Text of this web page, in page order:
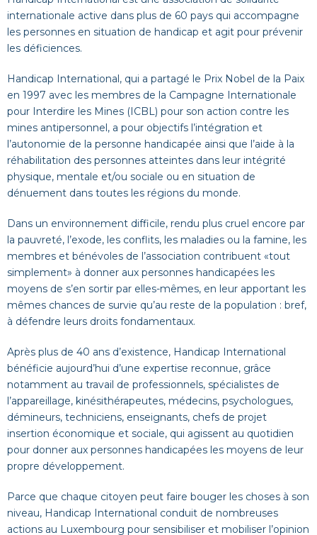
internationale active dans plus de 60 pays qui accompagne
les personnes en situation de handicap et agit pour prévenir
les déficiences.
Handicap International, qui a partagé le Prix Nobel de la Paix
en 1997 avec les membres de la Campagne Internationale
pour Interdire les Mines (ICBL) pour son action contre les
mines antipersonnel, a pour objectifs l’intégration et
l’autonomie de la personne handicapée ainsi que l’aide à la
réhabilitation des personnes atteintes dans leur intégrité
physique, mentale et/ou sociale ou en situation de
dénuement dans toutes les régions du monde.
Dans un environnement difficile, rendu plus cruel encore par
la pauvreté, l’exode, les conflits, les maladies ou la famine, les
membres et bénévoles de l’association contribuent «tout
simplement» à donner aux personnes handicapées les
moyens de s’en sortir par elles-mêmes, en leur apportant les
mêmes chances de survie qu’au reste de la population : bref,
à défendre leurs droits fondamentaux.
Après plus de 40 ans d’existence, Handicap International
bénéficie aujourd’hui d’une expertise reconnue, grâce
notamment au travail de professionnels, spécialistes de
l’appareillage, kinésithérapeutes, médecins, psychologues,
démineurs, techniciens, enseignants, chefs de projet
insertion économique et sociale, qui agissent au quotidien
pour donner aux personnes handicapées les moyens de leur
propre développement.
Parce que chaque citoyen peut faire bouger les choses à son
niveau, Handicap International conduit de nombreuses
actions au Luxembourg pour sensibiliser et mobiliser l’opinion